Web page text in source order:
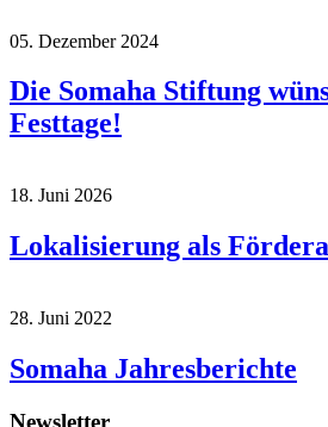
05. Dezember 2024
Die Somaha Stiftung
Festtage!
18. Juni 2026
Lokalisierung als
28. Juni 2022
Somaha Jahresberichte
Newsletter